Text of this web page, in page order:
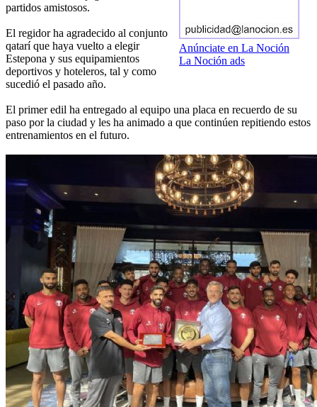
Anúnciate en La Noción
La Noción ads
partidos amistosos.
El regidor ha agradecido al conjunto
qatarí que haya vuelto a elegir
Estepona y sus equipamientos
deportivos y hoteleros, tal y como
sucedió el pasado año.
El primer edil ha entregado al equipo una placa en recuerdo de su
paso por la ciudad y les ha animado a que continúen repitiendo estos
entrenamientos en el futuro.